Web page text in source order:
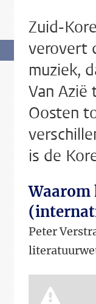
Zuid-
verovert
muziek,
Van Azië
Oosten
is de
Waarom
Peter